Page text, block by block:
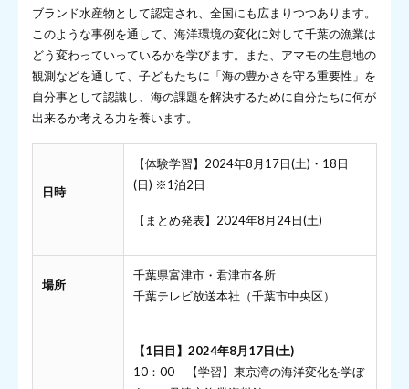
ブランド水産物として認定され、全国にも広まりつつあります。
このような事例を通して、海洋環境の変化に対して千葉の漁業は
どう変わっていっているかを学びます。また、アマモの生息地の
観測などを通して、子どもたちに「海の豊かさを守る重要性」を
自分事として認識し、海の課題を解決するために自分たちに何が
出来るか考える力を養います。
日時
【体験学習】2024年8月17日(土)・18日
(日) ※1泊2日
【まとめ発表】2024年8月24日(土)
場所
千葉県富津市・君津市各所
千葉テレビ放送本社（千葉市中央区）
【1日目】2024年8月17日(土)
10：00 【学習】東京湾の海洋変化を学ぼ